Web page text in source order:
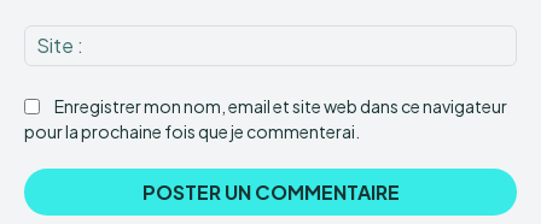
:
Enregistrer mon nom, email et site web dans ce navigateur
pour la prochaine fois que je commenterai.